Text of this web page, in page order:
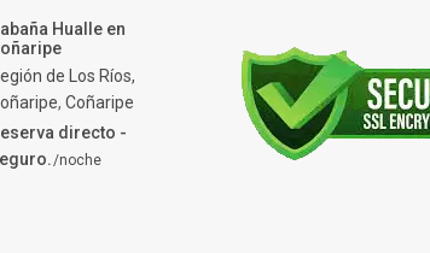
Hualle en
de Los Ríos,
,Coñaripe
directo -
/noche